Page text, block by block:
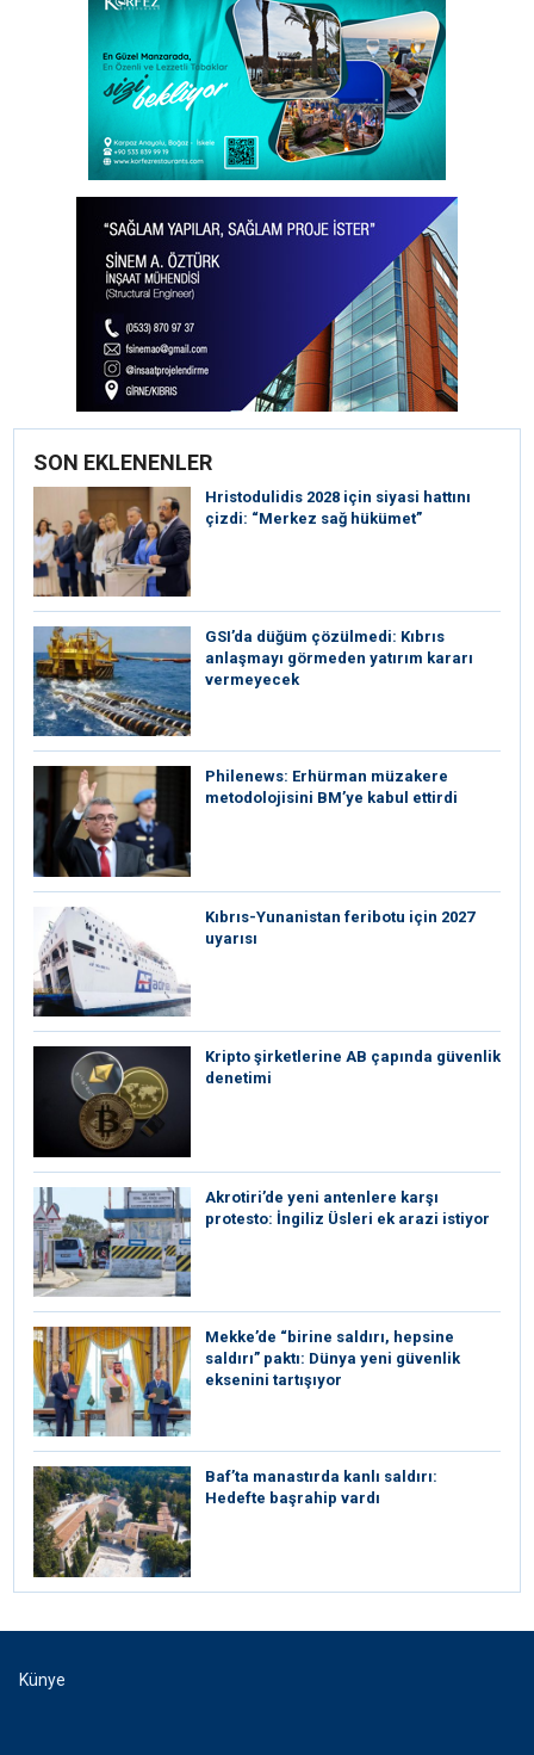
SON EKLENENLER
⁠Hristodulidis 2028 için siyasi hattını
çizdi: “Merkez sağ hükümet”
GSI’da düğüm çözülmedi: Kıbrıs
anlaşmayı görmeden yatırım kararı
vermeyecek
Philenews: Erhürman müzakere
metodolojisini BM’ye kabul ettirdi
Kıbrıs-Yunanistan feribotu için 2027
uyarısı
Kripto şirketlerine AB çapında güvenlik
denetimi
⁠Akrotiri’de yeni antenlere karşı
protesto: İngiliz Üsleri ek arazi istiyor
Mekke’de “birine saldırı, hepsine
saldırı” paktı: Dünya yeni güvenlik
eksenini tartışıyor
Baf’ta manastırda kanlı saldırı:
Hedefte başrahip vardı
Künye